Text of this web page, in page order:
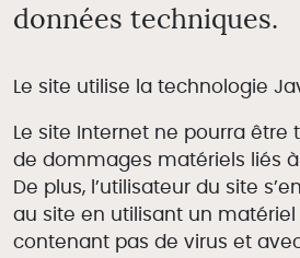
données techniques.
Le site utilise la technologie
Le site Internet ne pourra être
de dommages matériels liés à
De plus, l’utilisateur du site
au site en utilisant un matériel
contenant pas de virus et